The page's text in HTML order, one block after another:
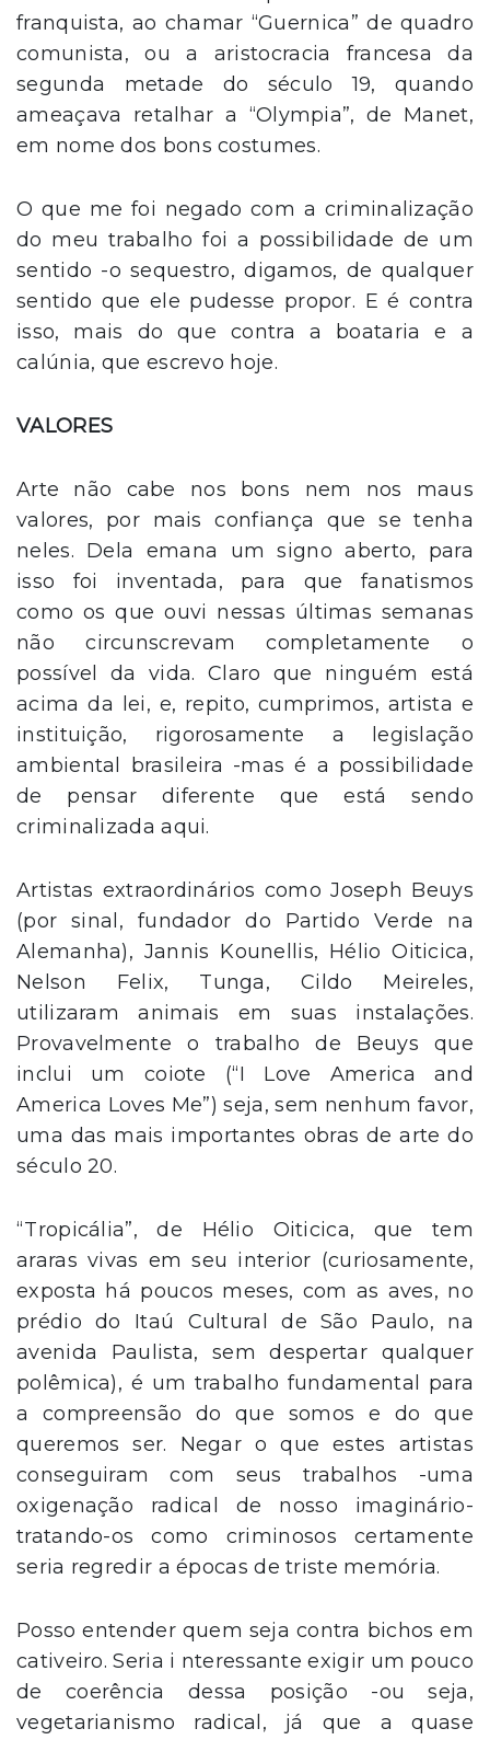
franquista, ao chamar “Guernica” de quadro
comunista, ou a aristocracia francesa da
segunda metade do século 19, quando
ameaçava retalhar a “Olympia”, de Manet,
em nome dos bons costumes.
O que me foi negado com a criminalização
do meu trabalho foi a possibilidade de um
sentido -o sequestro, digamos, de qualquer
sentido que ele pudesse propor. E é contra
isso, mais do que contra a boataria e a
calúnia, que escrevo hoje.
VALORES
Arte não cabe nos bons nem nos maus
valores, por mais confiança que se tenha
neles. Dela emana um signo aberto, para
isso foi inventada, para que fanatismos
como os que ouvi nessas últimas semanas
não circunscrevam completamente o
possível da vida. Claro que ninguém está
acima da lei, e, repito, cumprimos, artista e
instituição, rigorosamente a legislação
ambiental brasileira -mas é a possibilidade
de pensar diferente que está sendo
criminalizada aqui.
Artistas extraordinários como Joseph Beuys
(por sinal, fundador do Partido Verde na
Alemanha), Jannis Kounellis, Hélio Oiticica,
Nelson Felix, Tunga, Cildo Meireles,
utilizaram animais em suas instalações.
Provavelmente o trabalho de Beuys que
inclui um coiote (“I Love America and
America Loves Me”) seja, sem nenhum favor,
uma das mais importantes obras de arte do
século 20.
“Tropicália”, de Hélio Oiticica, que tem
araras vivas em seu interior (curiosamente,
exposta há poucos meses, com as aves, no
prédio do Itaú Cultural de São Paulo, na
avenida Paulista, sem despertar qualquer
polêmica), é um trabalho fundamental para
a compreensão do que somos e do que
queremos ser. Negar o que estes artistas
conseguiram com seus trabalhos -uma
oxigenação radical de nosso imaginário-
tratando-os como criminosos certamente
seria regredir a épocas de triste memória.
Posso entender quem seja contra bichos em
cativeiro. Seria i nteressante exigir um pouco
de coerência dessa posição -ou seja,
vegetarianismo radical, já que a quase